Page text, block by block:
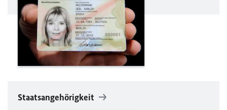
Staatsangehörigkeit